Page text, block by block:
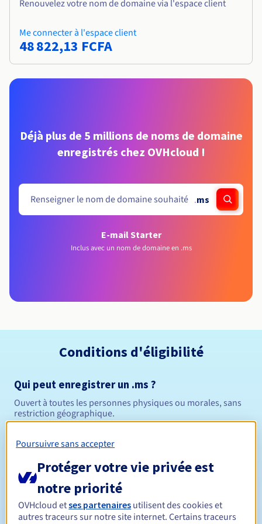
Renouvelez votre nom de domaine via l'espace client
Me connecter à l'espace client
48 822,13 FCFA
Déjà plus de 5 millions de noms de domaine
enregistrés chez OVHcloud !
.ms
E-mail Starter
Inclus avec un nom de domaine en .ms
Conditions d'éligibilité
Qui peut enregistrer un .ms ?
Ouvert à toutes les personnes physiques ou morales, sans
restriction géographique.
Règles de gestion et notifications
Durée de réservation Entre 1 et 5 ans
Durée de renouvellement Entre 1 et 5 ans
Poursuivre sans accepter
Protéger votre vie privée est
notre priorité
OVHcloud etses partenaires utilisent des cookies et
autres traceurs sur notre site internet. Certains traceurs